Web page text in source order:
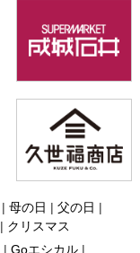
| 母の日 | 父の日 |
| クリスマス
| Goエシカル|